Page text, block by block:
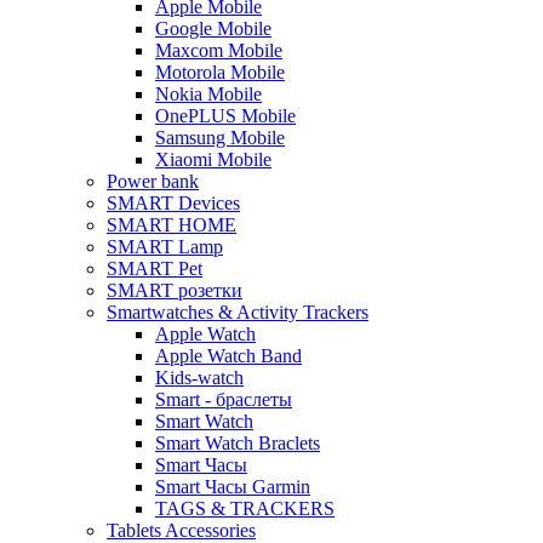
Apple Mobile
Google Mobile
Maxcom Mobile
Motorola Mobile
Nokia Mobile
OnePLUS Mobile
Samsung Mobile
Xiaomi Mobile
Power bank
SMART Devices
SMART HOME
SMART Lamp
SMART Pet
SMART розетки
Smartwatches & Activity Trackers
Apple Watch
Apple Watch Band
Kids-watch
Smart - браслеты
Smart Watch
Smart Watch Braclets
Smart Часы
Smart Часы Garmin
TAGS & TRACKERS
Tablets Accessories